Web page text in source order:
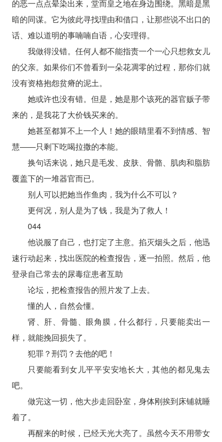
的恶一点点晕染出来，堂而皇之地在身边围绕。黑暗是黑
暗的同谋。它为彼此寻找理由和借口，让那些说不出口的
话、难以道明的事喃喃自语，心安理得。
我做得没错。任何人都不能指责一个一心只想救女儿
的父亲。如果你们不曾看到一朵花凋零的过程，那你们就
没有资格抱怨贫瘠的泥土。
她或许也没有错。但是，她是那个该死的器官贩子带
来的，是我花了大价钱买来的。
她甚至都算不上一个人！她的眼睛里看不到情感、智
慧——只剩下吃喝拉撒的本能。
换句话来说，她只是毛发、皮肤、骨骼、肌肉和脂肪
覆盖下的一堆器官而已。
别人可以把她当作鱼肉，我为什么不可以？
更何况，别人是为了钱，我是为了救人！
044
他说服了自己，也打定了主意。掐灭烟头之后，他迅
速行动起来，找出医院的检查报告，逐一拍照。然后，他
登录自己常去的尿毒症患者互助
论坛，把检查报告的照片发了上去。
懂的人，自然会懂。
肾、肝、骨髓、眼角膜，什么都行，只要能卖出一
样，就能挽回损失了。
犯罪？刑罚？去他的吧！
只要能看到女儿平平安安地长大，其他的都见鬼去
吧。
做完这一切，他大步走回卧室，身体刚挨到床铺就睡
着了。
再醒来的时候，已经天光大亮了。虽然今天不用带女